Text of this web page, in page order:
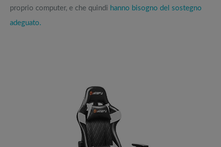
proprio computer, e che quindi hanno bisogno del sostegno
adeguato.